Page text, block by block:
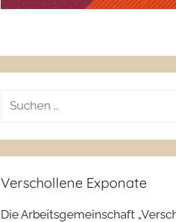
Suchen
Verschollene Exponate
Die Arbeitsgemeinschaft